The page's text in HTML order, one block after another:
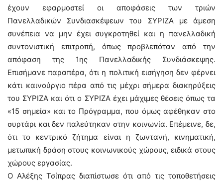
έχουν εφαρμοστεί οι αποφάσεις των τριών
Πανελλαδικών Συνδιασκέψεων του ΣΥΡΙΖΑ με άμεση
συνέπεια να μην έχει συγκροτηθεί και η πανελλαδική
συντονιστική επιτροπή, όπως προβλεπόταν από την
απόφαση της 1ης Πανελλαδικής Συνδιάσκεψης.
Επισήμανε παραπέρα, ότι η πολιτική εισήγηση δεν φέρνει
κάτι καινούργιο πέρα από τις μέχρι σήμερα διακηρύξεις
του ΣΥΡΙΖΑ και ότι ο ΣΥΡΙΖΑ έχει μάχιμες θέσεις όπως τα
«15 σημεία» και το Πρόγραμμα, που όμως αφέθηκαν στο
συρτάρι και δεν παλεύτηκαν στην κοινωνία. Επέμεινε, δε,
ότι το κεντρικό ζήτημα είναι η ζωντανή, κινηματική,
μετωπική δράση στους κοινωνικούς χώρους, ειδικά στους
χώρους εργασίας.
Ο Αλέξης Τσίπρας διαπίστωσε ότι από τις τοποθετήσεις